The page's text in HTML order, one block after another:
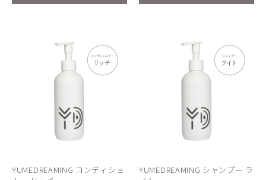
YUMEDREAMING コンディショ
YUMEDREAMING シャンプー ラ